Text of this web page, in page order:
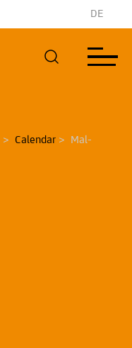
DE
> Calendar >
Mal-